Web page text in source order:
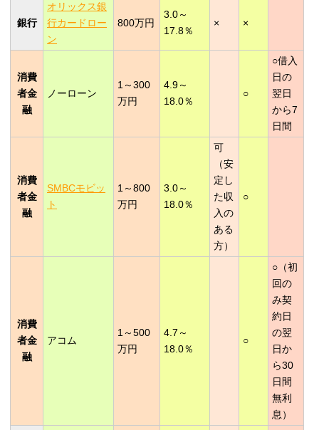
銀行
オリックス銀
行カードロー
ン
800万円
3.0～
17.8％
× ×
消費
者金
融
ノーローン
1～300
万円
4.9～
18.0％
○
○借入
日の
翌日
から7
日間
消費
者金
融
SMBCモビッ
ト
1～800
万円
3.0～
18.0％
可
（安
定し
た収
入の
ある
方）
○
消費
者金
融
アコム
1～500
万円
4.7～
18.0％
○
○（初
回の
み契
約日
の翌
日か
ら30
日間
無利
息）